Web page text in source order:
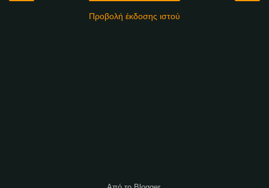
Προβολή έκδοσης ιστού